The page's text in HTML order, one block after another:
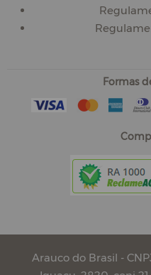
Formas
Arauco do Brasil -